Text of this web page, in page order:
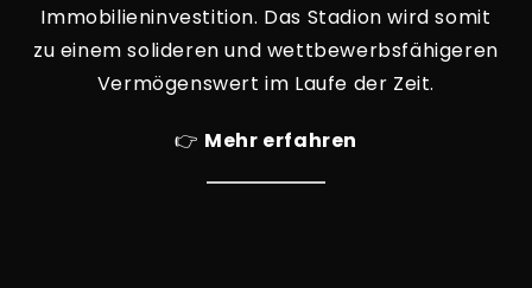
Immobilieninvestition. Das Stadion wird somit
zu einem solideren und wettbewerbsfähigeren
Vermögenswert im Laufe der Zeit.
👉 Mehr erfahren